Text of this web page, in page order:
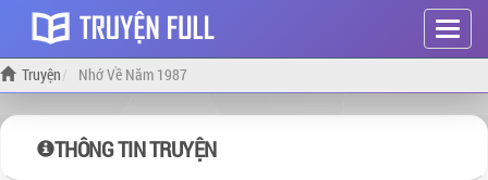
Hiện
menu
Truyện Nhớ Về Năm 1987
THÔNG TIN TRUYỆN